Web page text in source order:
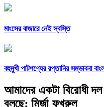
মাংসের বাজারে নেই স্বস্তি
বহুমুখী পাটপণ্যের রপ্তানির সম্ভাবনা
আমাদের একটা বিরোধী
বলছে: মির্জা ফখরুল